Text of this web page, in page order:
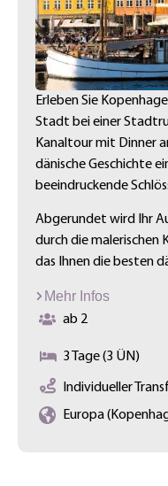
Erleben Sie
Stadt bei einer
Kanaltour mit Dinner
dänische Geschichte
beeindruckende
Abgerundet wird Ihr
durch die malerischen
das Ihnen die besten
Mehr Infos
ab 2
3 Tage (3 ÜN)
Individueller
Europa